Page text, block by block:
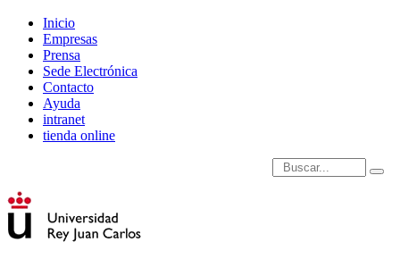
Inicio
Empresas
Prensa
Sede Electrónica
Contacto
Ayuda
intranet
tienda online
Introduce términos de